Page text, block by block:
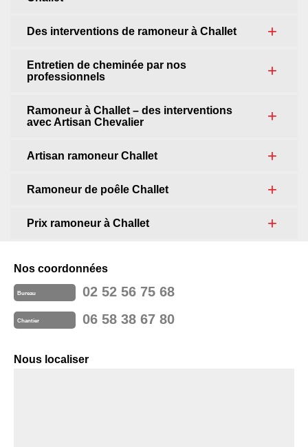
Des interventions de ramoneur à Challet
Entretien de cheminée par nos
professionnels
Ramoneur à Challet – des interventions
avec Artisan Chevalier
Artisan ramoneur Challet
Ramoneur de poêle Challet
Prix ramoneur à Challet
Nos coordonnées
Bureau 02 52 56 75 68
Chantier 06 58 38 67 80
Nous localiser